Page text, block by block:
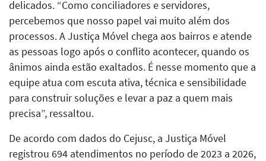
delicados. “Como conciliadores e servidores,
percebemos que nosso papel vai muito além dos
processos. A Justiça Móvel chega aos bairros e atende
as pessoas logo após o conflito acontecer, quando os
ânimos ainda estão exaltados. É nesse momento que a
equipe atua com escuta ativa, técnica e sensibilidade
para construir soluções e levar a paz a quem mais
precisa”, ressaltou.
De acordo com dados do Cejusc, a Justiça Móvel
registrou 694 atendimentos no período de 2023 a 2026,